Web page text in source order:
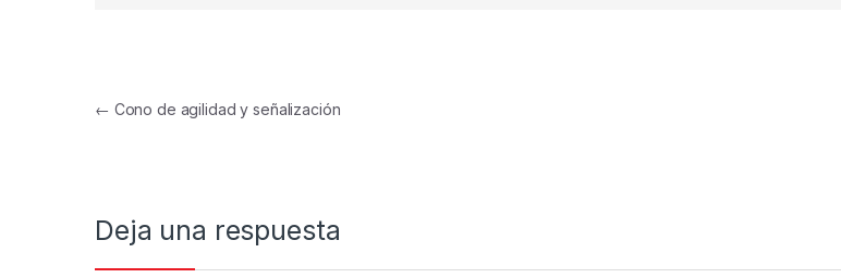
Navegación de entradas
← Cono de agilidad y señalización
Deja una respuesta